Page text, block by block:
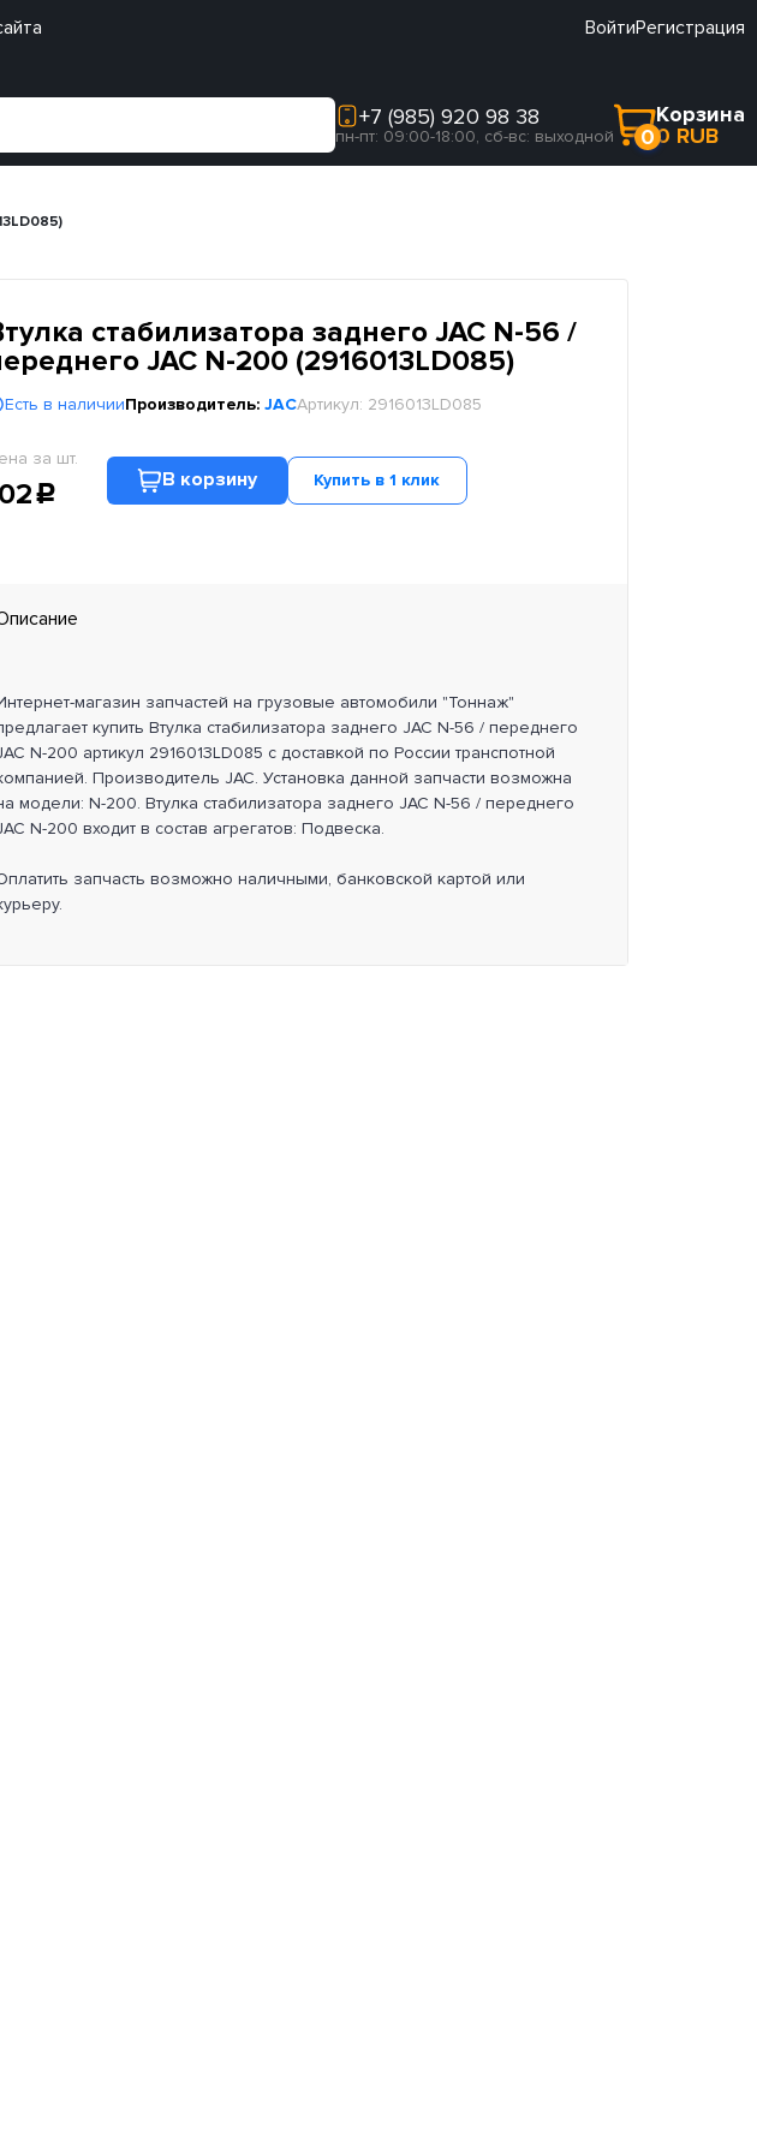
ВойтиРегистрация
+7 (985) 920 98 38
пн-пт: 09:00-18:00, сб-вс: выходной 0
Корзина
0 RUB
стабилизатора заднего JAC N-56 /
JAC N-200 (2916013LD085)
Есть в наличииПроизводитель: JACАртикул: 2916013LD085
за шт.
c
В корзину Купить в 1 клик
магазин запчастей на грузовые автомобили "Тоннаж"
купить Втулка стабилизатора заднего JAC N-56 / переднего
N-200 артикул 2916013LD085 с доставкой по России транспотной
Производитель JAC. Установка данной запчасти возможна
модели: N-200. Втулка стабилизатора заднего JAC N-56 / переднего
N-200 входит в состав агрегатов: Подвеска.
запчасть возможно наличными, банковской картой или